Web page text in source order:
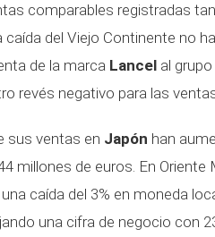
comparables registradas
caída del Viejo Continente no
de la marca Lancel al
revés negativo para las
sus ventas en Japón han
millones de euros. En
caída del 3% en moneda
una cifra de negocio con